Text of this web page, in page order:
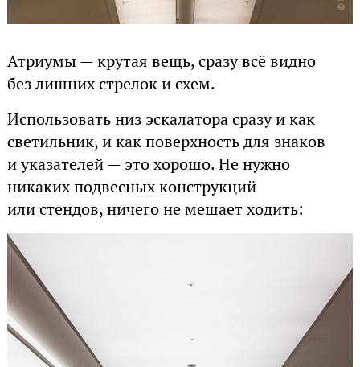
Атриумы — крутая вещь, сразу всё видно
без лишних стрелок и схем.
Использовать низ эскалатора сразу и как
светильник, и как поверхность для знаков
и указателей — это хорошо. Не нужно
никаких подвесных конструкций
или стендов, ничего не мешает ходить: